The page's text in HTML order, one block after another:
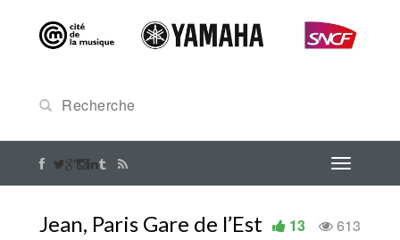
Jean, Paris Gare de l’Est 613
13